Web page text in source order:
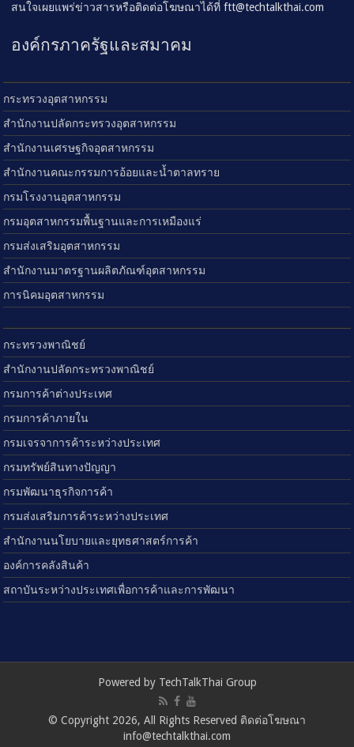
สนใจเผยแพร่ข่าวสารหรือติดต่อโฆษณาได้ที่ftt@techtalkthai.com
องค์กรภาครัฐและสมาคม
กระทรวงอุตสาหกรรม
สำนักงานปลัดกระทรวงอุตสาหกรรม
สำนักงานเศรษฐกิจอุตสาหกรรม
สำนักงานคณะกรรมการอ้อยและน้ำตาลทราย
กรมโรงงานอุตสาหกรรม
กรมอุตสาหกรรมพื้นฐานและการเหมืองแร่
กรมส่งเสริมอุตสาหกรรม
สำนักงานมาตรฐานผลิตภัณฑ์อุตสาหกรรม
การนิคมอุตสาหกรรม
กระทรวงพาณิชย์
สำนักงานปลัดกระทรวงพาณิชย์
กรมการค้าต่างประเทศ
กรมการค้าภายใน
กรมเจรจาการค้าระหว่างประเทศ
กรมทรัพย์สินทางปัญญา
กรมพัฒนาธุรกิจการค้า
กรมส่งเสริมการค้าระหว่างประเทศ
สำนักงานนโยบายและยุทธศาสตร์การค้า
องค์การคลังสินค้า
สถาบันระหว่างประเทศเพื่อการค้าและการพัฒนา
Powered by TechTalkThai Group
© Copyright 2026, All Rights Reserved ติดต่อโฆษณา
info@techtalkthai.com